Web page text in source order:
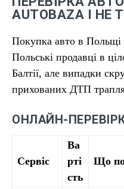
AUTOBAZA І НЕ
Покупка авто в Польщі
Польські продавці в
Балтії, але випадки
прихованих ДТП
ОНЛАЙН-
Сервіс
Ва
рті
сть
Що